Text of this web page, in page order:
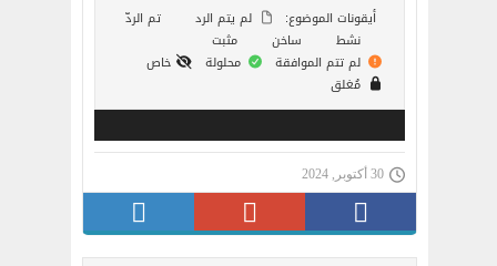
أيقونات الموضوع:
لم يتم الرد
تم الردّ
نشط
ساخن
مثبت
لم تتم الموافقة
محلولة
خاص
مُغلق
30 أكتوبر, 2024